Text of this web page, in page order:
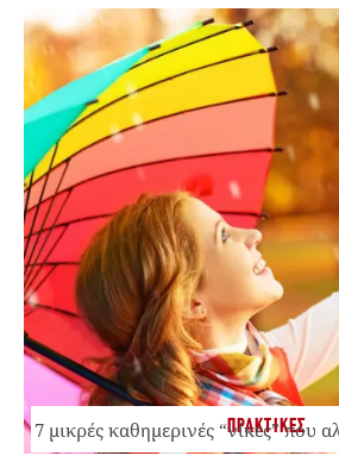
ΠΡΑΚΤΙΚΕΣ
7 μικρές καθημερινές “νίκες” που